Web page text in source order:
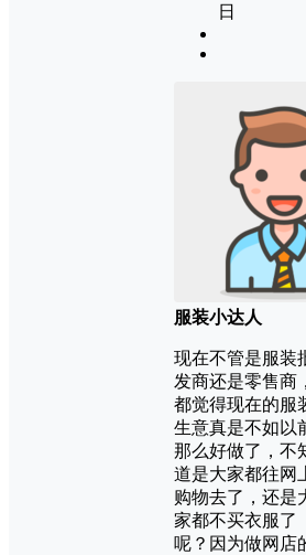
日
服装小达人
现在不管是服装
发商还是零售商，
都觉得现在的服
生意真是不如以
那么好做了，不
道是大家都往网
购物去了，还是
家都不买衣服了
呢？因为做网店